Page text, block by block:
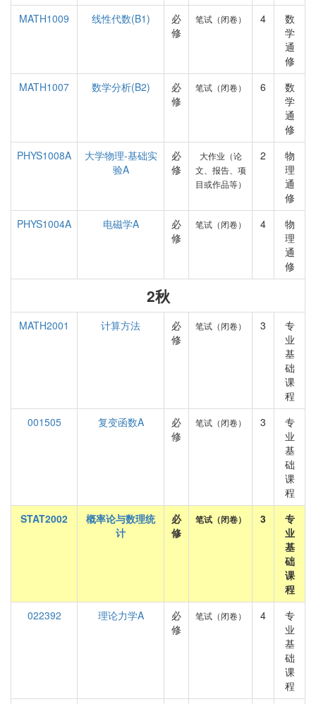
MATH1009
线性代数(B1)
必
修
笔试（闭卷） 4
数
学
通
修
MATH1007
数学分析(B2)
必
修
笔试（闭卷） 6
数
学
通
修
PHYS1008A
大学物理-基础实
验A
必
修
大作业（论
文、报告、项
目或作品等）
2
物
理
通
修
PHYS1004A
电磁学A
必
修
笔试（闭卷） 4
物
理
通
修
2秋
MATH2001 计算方法
必
修
笔试（闭卷） 3
专
业
基
础
课
程
001505
复变函数A
必
修
笔试（闭卷） 3
专
业
基
础
课
程
STAT2002
概率论与数理统
计
必
修
笔试（闭卷） 3
专
业
基
础
课
程
022392
理论力学A
必
修
笔试（闭卷） 4
专
业
基
础
课
程